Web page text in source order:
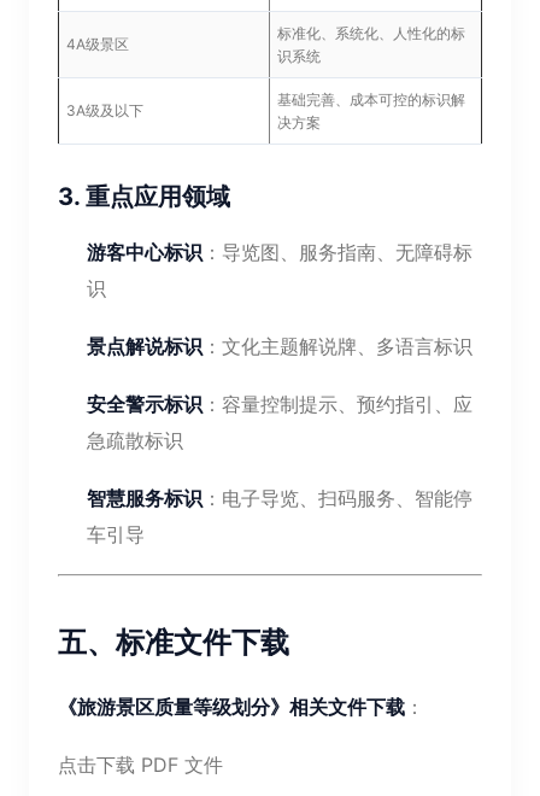
4A级景区
标准化、系统化、人性化的标
识系统
3A级及以下
基础完善、成本可控的标识解
决方案
3. 重点应用领域
游客中心标识 ：导览图、服务指南、无障碍标
识
景点解说标识 ：文化主题解说牌、多语言标识
安全警示标识 ：容量控制提示、预约指引、应
急疏散标识
智慧服务标识 ：电子导览、扫码服务、智能停
车引导
五、标准文件下载
《旅游景区质量等级划分》相关文件下载 ：
点击下载 PDF 文件